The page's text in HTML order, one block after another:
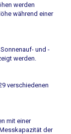
werden
während einer
und -
werden.
verschiedenen
mit einer
der